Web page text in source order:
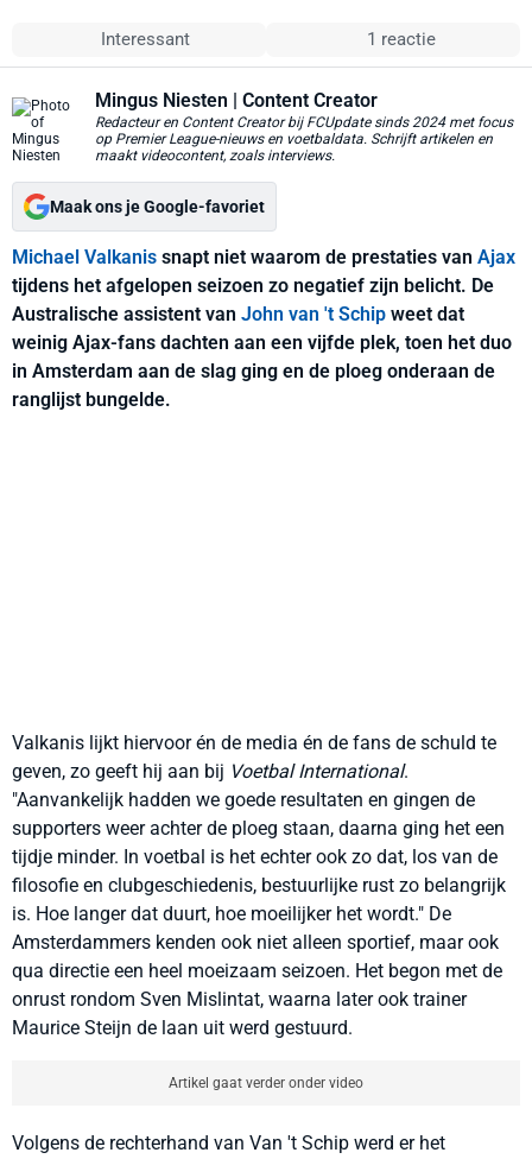
Interessant 1 reactie
Mingus Niesten | Content Creator
Redacteur en Content Creator bij FCUpdate sinds 2024 met focus
op Premier League-nieuws en voetbaldata. Schrijft artikelen en
maakt videocontent, zoals interviews.
Maak ons je Google-favoriet
Michael Valkanis snapt niet waarom de prestaties van Ajax
tijdens het afgelopen seizoen zo negatief zijn belicht. De
Australische assistent van John van 't Schip weet dat
weinig Ajax-fans dachten aan een vijfde plek, toen het duo
in Amsterdam aan de slag ging en de ploeg onderaan de
ranglijst bungelde.
Valkanis lijkt hiervoor én de media én de fans de schuld te
geven, zo geeft hij aan bij Voetbal International.
"Aanvankelijk hadden we goede resultaten en gingen de
supporters weer achter de ploeg staan, daarna ging het een
tijdje minder. In voetbal is het echter ook zo dat, los van de
filosofie en clubgeschiedenis, bestuurlijke rust zo belangrijk
is. Hoe langer dat duurt, hoe moeilijker het wordt." De
Amsterdammers kenden ook niet alleen sportief, maar ook
qua directie een heel moeizaam seizoen. Het begon met de
onrust rondom Sven Mislintat, waarna later ook trainer
Maurice Steijn de laan uit werd gestuurd.
Artikel gaat verder onder video
Volgens de rechterhand van Van 't Schip werd er het